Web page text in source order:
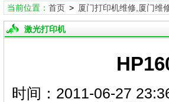
当前位置： 首页> 厦门打印机维修,厦门维
激光打印机
时间：2011-06-27